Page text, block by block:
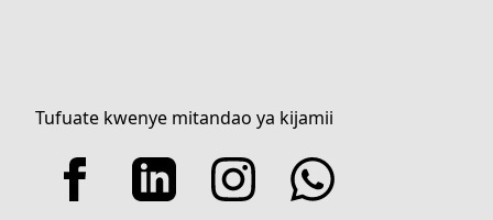
Tufuate kwenye mitandao ya kijamii